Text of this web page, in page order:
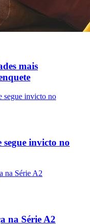
mais
invicto no
na Série A2